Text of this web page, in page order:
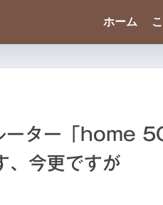
ホーム
ーター「home
、今更ですが